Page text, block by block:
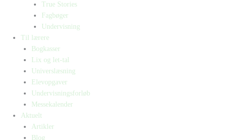
True Stories
Fagbøger
Undervisning
Til lærere
Bogkasser
Lix og let-tal
Universlæsning
Elevopgaver
Undervisningsforløb
Messekalender
Aktuelt
Artikler
Blog